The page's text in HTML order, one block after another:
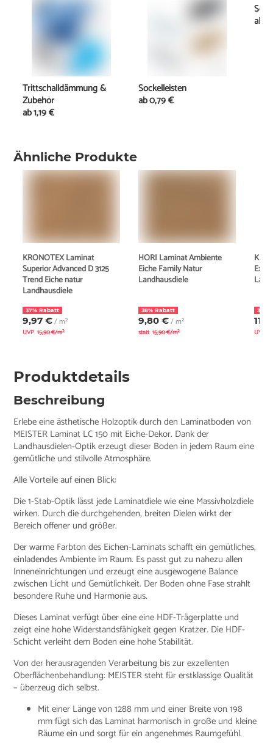
Ähnliche Produkte
KRONOTEX Laminat
Superior Advanced D 3125
Trend Eiche natur
Landhausdiele
37% Rabatt
9,97 €/ m²
UVP 15,90 €/m²
HORI Laminat Ambiente
Eiche Family Natur
Landhausdiele
38% Rabatt
9,80 €/ m²
statt 15,90 €/m²
30%
UVP
Produktdetails
Beschreibung
Erlebe eine ästhetische Holzoptik durch den Laminatboden von
MEISTER Laminat LC 150 mit Eiche-Dekor. Dank der
Landhausdielen-Optik erzeugt dieser Boden in jedem Raum eine
gemütliche und stilvolle Atmosphäre.
Alle Vorteile auf einen Blick:
Die 1-Stab-Optik lässt jede Laminatdiele wie eine Massivholzdiele
wirken. Durch die durchgehenden, breiten Dielen wirkt der
Bereich offener und größer.
Der warme Farbton des Eichen-Laminats schafft ein gemütliches,
einladendes Ambiente im Raum. Es passt gut zu nahezu allen
Inneneinrichtungen und erzeugt eine ausgewogene Balance
zwischen Licht und Gemütlichkeit. Der Boden ohne Fase strahlt
besondere Ruhe und Harmonie aus.
Dieses Laminat verfügt über eine eine HDF-Trägerplatte und
zeigt eine hohe Widerstandsfähigkeit gegen Kratzer. Die HDF-
Schicht verleiht dem Boden eine hohe Stabilität.
Von der herausragenden Verarbeitung bis zur exzellenten
Oberflächenbehandlung: MEISTER steht für erstklassige Qualität
– überzeug dich selbst.
Mit einer Länge von 1288 mm und einer Breite von 198
mm fügt sich das Laminat harmonisch in große und kleine
Räume ein und sorgt für ein angenehmes Raumgefühl.
Trittschalldämmung &
Zubehör
ab1,19 €
Sockelleisten
ab0,79 €
ab